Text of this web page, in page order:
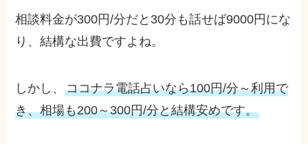
相談料金が300円/分だと30分も話せば9000円にな
り、結構な出費ですよね。
しかし、ココナラ電話占いなら100円/分～利用で
き、相場も200～300円/分と結構安めです。